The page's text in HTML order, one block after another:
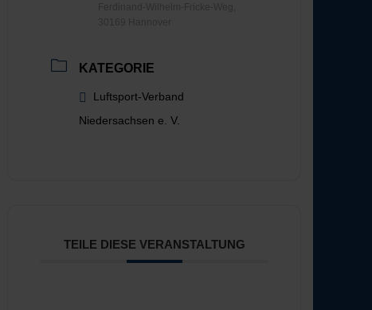
KATEGORIE
Luftsport-Verband
Niedersachsen e. V.
TEILE DIESE VERANSTALTUNG